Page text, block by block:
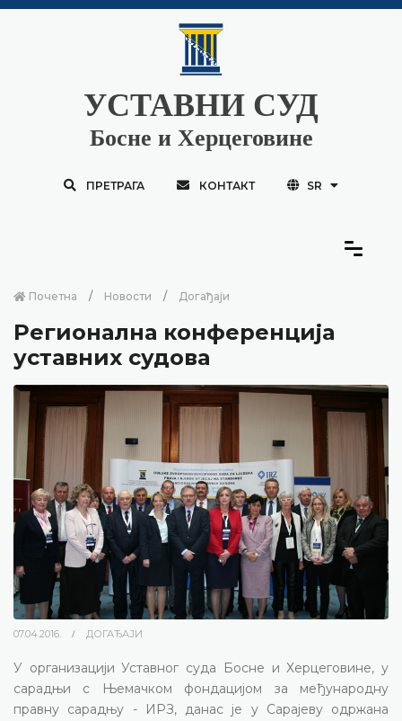
УСТАВНИ СУД
Босне и Херцеговине
ПРЕТРАГА КОНТАКТ SR
Почетна Новости Догађаји
Регионална конференција
уставних судова
07.04.2016. ДОГАЂАЈИ
У организацији Уставног суда Босне и Херцеговине, у
сарадњи с Њемачком фондацијом за међународну
правну сарадњу - ИРЗ, данас је у Сарајеву одржана